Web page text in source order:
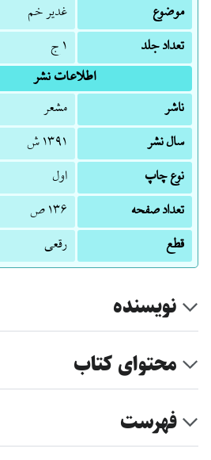
موضوع
غدیر خم
تعداد جلد
۱ ج
اطلاعات نشر
ناشر
مشعر
سال نشر
۱۳۹۱ ش
نوع چاپ
اول
تعداد صفحه
۱۳۶ ص
قطع
رقعی
نویسنده
محتوای کتاب
فهرست